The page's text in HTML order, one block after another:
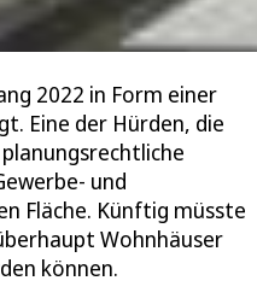
2022 in Form einer
Eine der Hürden, die
und
Fläche. Künftig müsste
Wohnhäuser
können.